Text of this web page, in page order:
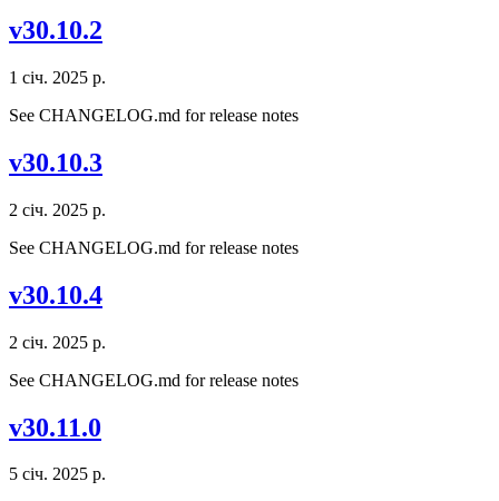
v30.10.2
1 січ. 2025 р.
See CHANGELOG.md for release notes
v30.10.3
2 січ. 2025 р.
See CHANGELOG.md for release notes
v30.10.4
2 січ. 2025 р.
See CHANGELOG.md for release notes
v30.11.0
5 січ. 2025 р.